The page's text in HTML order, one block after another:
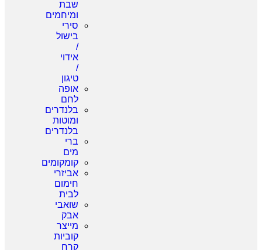
שבת
ומיחמים
סירי
בישול
/
אידוי
/
טיגון
אופה
לחם
בלנדרים
ומוטות
בלנדרים
ברי
מים
קומקומים
אביזרי
חימום
לבית
שואבי
אבק
מייצר
קוביות
קרח